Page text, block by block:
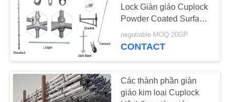
PRIVACY
POLICY
Lock Giàn giáo Cuplock
Powder Coated Surface
Treatment
negotiable MOQ:20GP
CONTACT
Các thành phần giàn
giáo kim loại Cuplock